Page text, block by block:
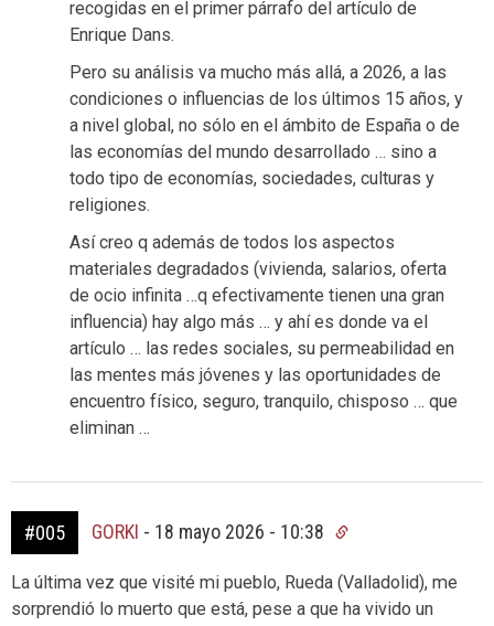
recogidas en el primer párrafo del artículo de
Enrique Dans.
Pero su análisis va mucho más allá, a 2026, a las
condiciones o influencias de los últimos 15 años, y
a nivel global, no sólo en el ámbito de España o de
las economías del mundo desarrollado … sino a
todo tipo de economías, sociedades, culturas y
religiones.
Así creo q además de todos los aspectos
materiales degradados (vivienda, salarios, oferta
de ocio infinita …q efectivamente tienen una gran
influencia) hay algo más … y ahí es donde va el
artículo … las redes sociales, su permeabilidad en
las mentes más jóvenes y las oportunidades de
encuentro físico, seguro, tranquilo, chisposo … que
eliminan …
#005 GORKI - 18 mayo 2026 - 10:38
La última vez que visité mi pueblo, Rueda (Valladolid), me
sorprendió lo muerto que está, pese a que ha vivido un